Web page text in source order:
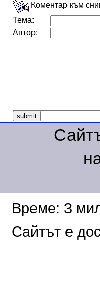
Коментар към
Тема:
Автор:
Време: 3
Сайтът е